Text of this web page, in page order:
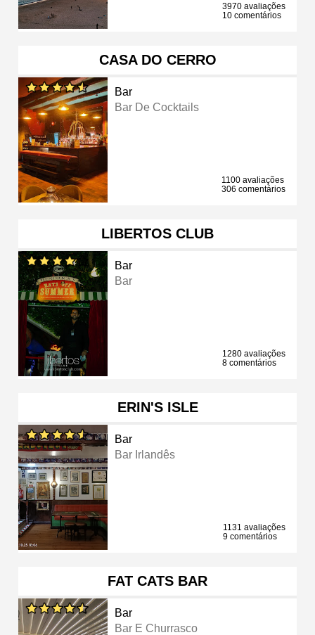
3970 avaliações
10 comentários
CASA DO CERRO
Bar
Bar De Cocktails
1100 avaliações
306 comentários
LIBERTOS CLUB
Bar
Bar
1280 avaliações
8 comentários
ERIN'S ISLE
Bar
Bar Irlandês
1131 avaliações
9 comentários
FAT CATS BAR
Bar
Bar E Churrasco